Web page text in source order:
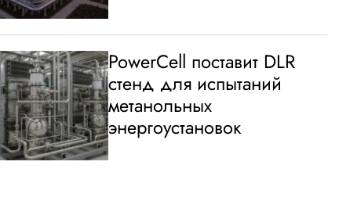
PowerCell поставит DLR
стенд для испытаний
метанольных
энергоустановок